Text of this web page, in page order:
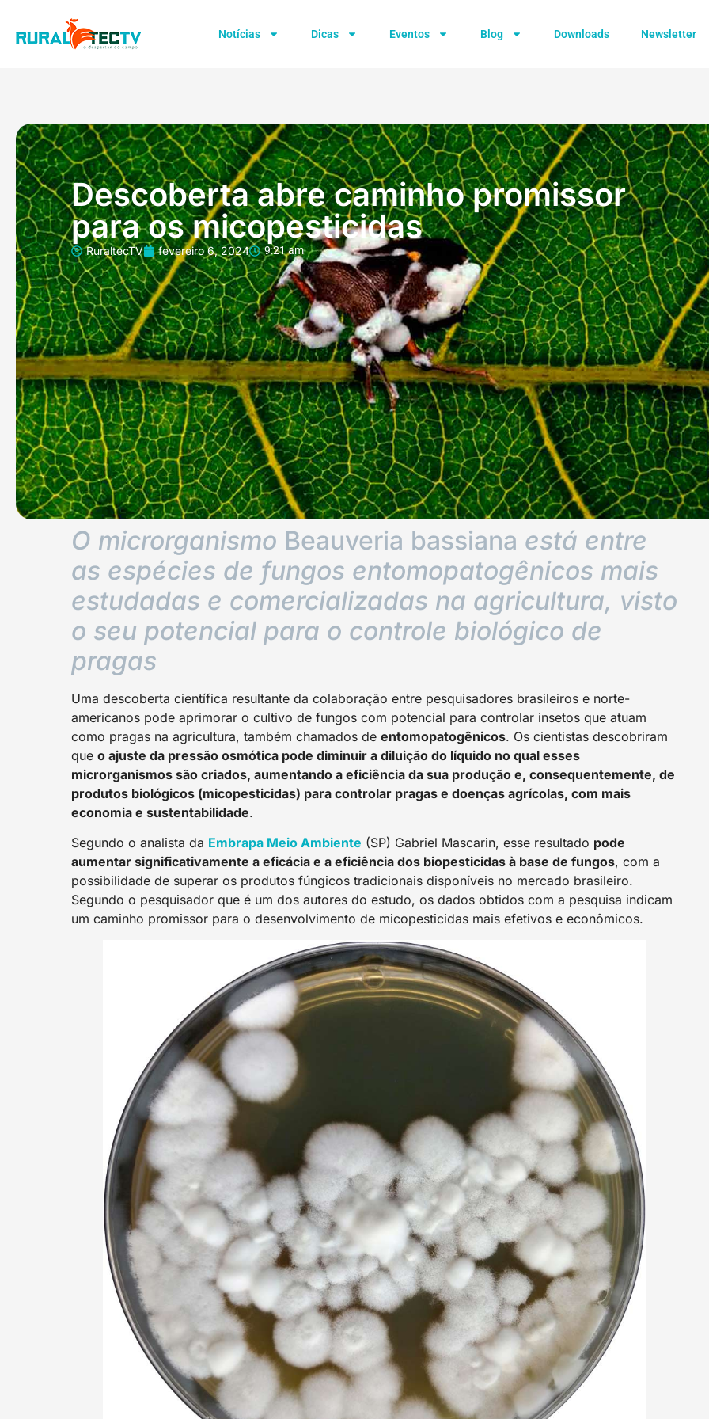
Notícias Dicas Eventos Blog Downloads Newsletter
Descoberta abre caminho promissor
para os micopesticidas
RuraltecTV fevereiro 6, 2024 9:21 am
O microrganismo Beauveria bassiana está entre
as espécies de fungos entomopatogênicos mais
estudadas e comercializadas na agricultura, visto
o seu potencial para o controle biológico de
pragas
Uma descoberta científica resultante da colaboração entre pesquisadores brasileiros e norte-
americanos pode aprimorar o cultivo de fungos com potencial para controlar insetos que atuam
como pragas na agricultura, também chamados de entomopatogênicos. Os cientistas descobriram
que o ajuste da pressão osmótica pode diminuir a diluição do líquido no qual esses
microrganismos são criados, aumentando a eficiência da sua produção e, consequentemente, de
produtos biológicos (micopesticidas) para controlar pragas e doenças agrícolas, com mais
economia e sustentabilidade.
Segundo o analista da Embrapa Meio Ambiente (SP) Gabriel Mascarin, esse resultado pode
aumentar significativamente a eficácia e a eficiência dos biopesticidas à base de fungos, com a
possibilidade de superar os produtos fúngicos tradicionais disponíveis no mercado brasileiro.
Segundo o pesquisador que é um dos autores do estudo, os dados obtidos com a pesquisa indicam
um caminho promissor para o desenvolvimento de micopesticidas mais efetivos e econômicos.